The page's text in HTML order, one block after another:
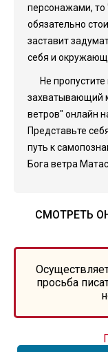
персонажами, то
обязательно
заставит
себя и
Не
захватывающий
ветров" онлайн
Представьте
путь к
Бога ветра
СМОТРЕТЬ
просьба